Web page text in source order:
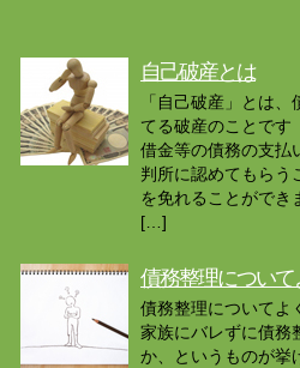
自己破産とは
「自己破産」とは
てる破産のことです
借金等の債務の支払
判所に認めてもらう
を免れることができ
[…]
債務整理について
債務整理についてよ
家族にバレずに債務
か、というものが挙